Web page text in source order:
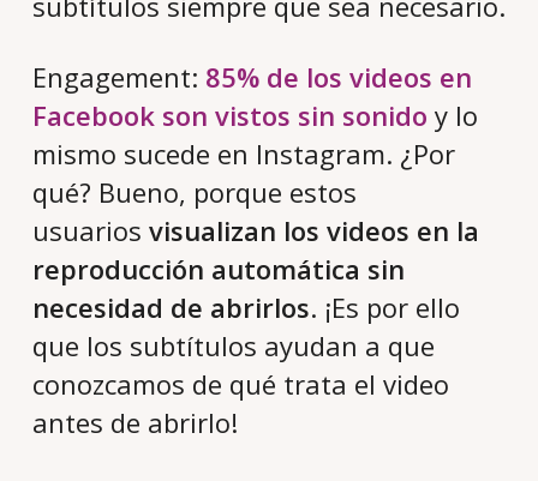
Engagement: 85% de los videos en
Facebook son vistos sin sonido y lo
mismo sucede en Instagram. ¿Por
qué? Bueno, porque estos
usuarios visualizan los videos en la
reproducción automática sin
necesidad de abrirlos. ¡Es por ello
que los subtítulos ayudan a que
conozcamos de qué trata el video
antes de abrirlo!